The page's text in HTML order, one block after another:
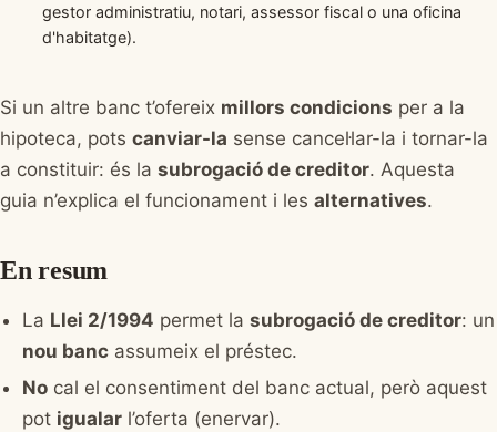
gestor administratiu, notari, assessor fiscal o una oficina
d'habitatge).
Si un altre banc t’ofereix millors condicions per a la
hipoteca, pots canviar-la sense cancel·lar-la i tornar-la
a constituir: és la subrogació de creditor. Aquesta
guia n’explica el funcionament i les alternatives.
En resum
La Llei 2/1994 permet la subrogació de creditor: un
nou banc assumeix el préstec.
No cal el consentiment del banc actual, però aquest
pot igualar l’oferta (enervar).